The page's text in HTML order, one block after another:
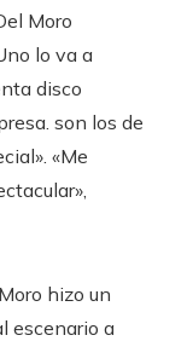
Moro
lo va a
disco
son los de
«Me
hizo un
escenario a